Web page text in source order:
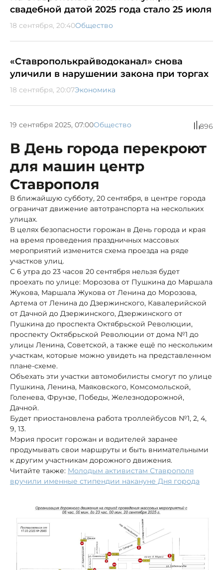
свадебной датой 2025 года стало 25 июля
18 сентября, 20:40Общество
«Ставрополькрайводоканал» снова
уличили в нарушении закона при торгах
18 сентября, 20:07Экономика
19 сентября 2025, 07:00Общество 896
В День города перекроют
для машин центр
Ставрополя
В ближайшую субботу, 20 сентября, в центре города
ограничат движение автотранспорта на нескольких
улицах.
В целях безопасности горожан в День города и края
на время проведения праздничных массовых
мероприятий изменится схема проезда на ряде
участков улиц.
С 6 утра до 23 часов 20 сентября нельзя будет
проехать по улице: Морозова от Пушкина до Маршала
Жукова, Маршала Жукова от Ленина до Морозова,
Артема от Ленина до Дзержинского, Кавалерийской
от Дачной до Дзержинского, Дзержинского от
Пушкина до проспекта Октябрьской Революции,
проспекту Октябрьской Революции от дома №1 до
улицы Ленина, Советской, а также ещё по нескольким
участкам, которые можно увидеть на представленном
плане-схеме.
Объехать эти участки автомобилисты смогут по улице
Пушкина, Ленина, Маяковского, Комсомольской,
Голенева, Фрунзе, Победы, Железнодорожной,
Дачной.
Будет приостановлена работа троллейбусов №1, 2, 4,
9, 13.
Мэрия просит горожан и водителей заранее
продумывать свои маршруты и быть внимательными
к другим участникам дорожного движения.
Читайте также: Молодым активистам Ставрополя
вручили именные стипендии накануне Дня города